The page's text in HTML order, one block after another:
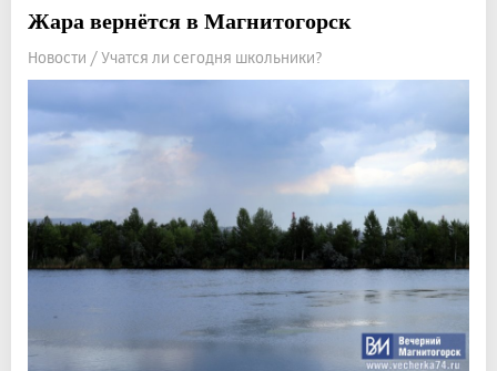
Жара вернётся в Магнитогорск
Новости / Учатся ли сегодня школьники?